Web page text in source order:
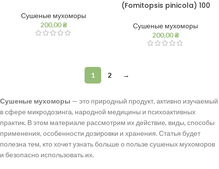
Сушеные мухоморы
200,00₴
(Fomitopsis pinicola) 100
Сушеные мухоморы
200,00₴
1 2 →
Сушеные мухоморы — это природный продукт, активно изучаемый
в сфере микродозинга, народной медицины и психоактивных
практик. В этом материале рассмотрим их действие, виды, способы
применения, особенности дозировки и хранения. Статья будет
полезна тем, кто хочет узнать больше о пользе сушеных мухоморов
и безопасно использовать их.